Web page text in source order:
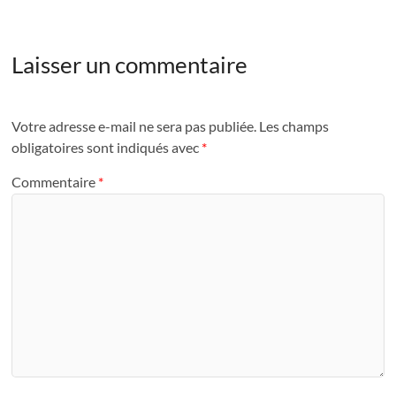
Laisser un commentaire
Votre adresse e-mail ne sera pas publiée. Les champs
obligatoires sont indiqués avec *
Commentaire *